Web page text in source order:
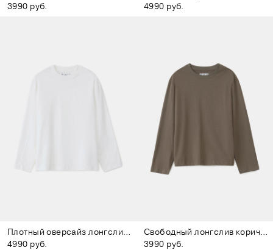
3990 руб.
4990 руб.
Плотный оверсайз лонгслив белый
4990 руб.
Свободный лонгслив коричневый
3990 руб.